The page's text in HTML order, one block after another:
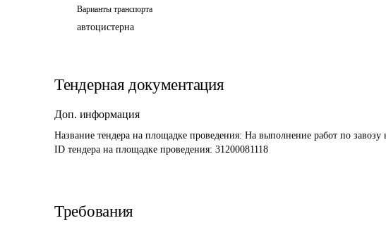
Варианты транспорта
автоцистерна
Тендерная документация
Доп. информация
Название тендера на площадке проведения: На выполнение работ по завозу
ID тендера на площадке проведения: 31200081118
Требования